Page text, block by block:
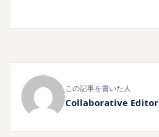
この記事を書いた人
Collaborative Editor